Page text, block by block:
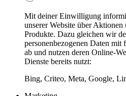
Mit deiner Einwilligung
unserer Website über
Produkte. Dazu gleichen wir
personenbezogenen Daten mit
ab und nutzen deren Online-
Dienste bereits nutzt:
Bing, Criteo, Meta, Google,